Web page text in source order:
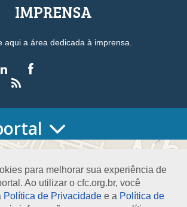
para melhorar sua experiência de
Ao utilizar o cfc.org.br, você
Política de Privacidade e a Política de
IMPRENSA
aqui a área dedicada à imprensa.